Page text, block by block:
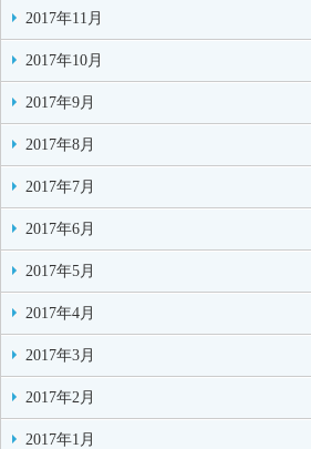
2017年11月
2017年10月
2017年9月
2017年8月
2017年7月
2017年6月
2017年5月
2017年4月
2017年3月
2017年2月
2017年1月